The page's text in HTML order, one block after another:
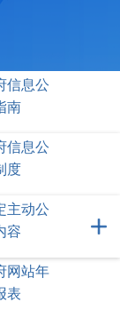
信息公
南
信息公
度
主动公
容
网站年
表